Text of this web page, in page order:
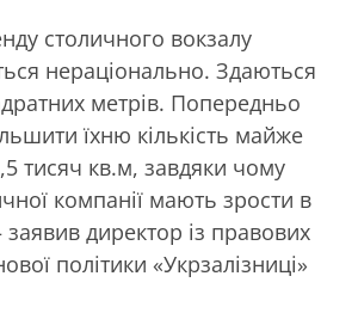
столичного вокзалу
нераціонально. Здаються
метрів. Попередньо
їхню кількість майже
тисяч кв.м, завдяки чому
компанії мають зрости в
заявив директор із правових
політики «Укрзалізниці»